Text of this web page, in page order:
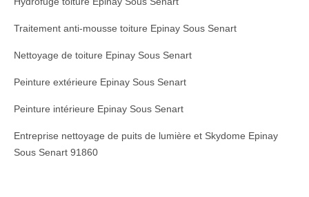
Traitement anti-mousse toiture Epinay Sous Senart
Nettoyage de toiture Epinay Sous Senart
Peinture extérieure Epinay Sous Senart
Peinture intérieure Epinay Sous Senart
Entreprise nettoyage de puits de lumière et Skydome Epinay
Sous Senart 91860